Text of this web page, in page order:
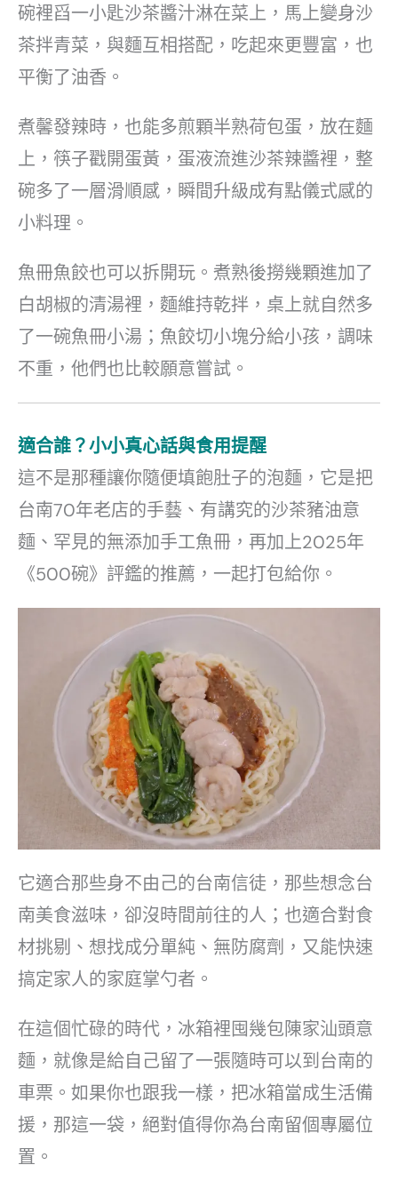
碗裡舀一小匙沙茶醬汁淋在菜上，馬上變身沙
茶拌青菜，與麵互相搭配，吃起來更豐富，也
平衡了油香。
煮馨發辣時，也能多煎顆半熟荷包蛋，放在麵
上，筷子戳開蛋黃，蛋液流進沙茶辣醬裡，整
碗多了一層滑順感，瞬間升級成有點儀式感的
小料理。
魚冊魚餃也可以拆開玩。煮熟後撈幾顆進加了
白胡椒的清湯裡，麵維持乾拌，桌上就自然多
了一碗魚冊小湯；魚餃切小塊分給小孩，調味
不重，他們也比較願意嘗試。
適合誰？小小真心話與食用提醒
這不是那種讓你隨便填飽肚子的泡麵，它是把
台南70年老店的手藝、有講究的沙茶豬油意
麵、罕見的無添加手工魚冊，再加上2025年
《500碗》評鑑的推薦，一起打包給你。
它適合那些身不由己的台南信徒，那些想念台
南美食滋味，卻沒時間前往的人；也適合對食
材挑剔、想找成分單純、無防腐劑，又能快速
搞定家人的家庭掌勺者。
在這個忙碌的時代，冰箱裡囤幾包陳家汕頭意
麵，就像是給自己留了一張隨時可以到台南的
車票。如果你也跟我一樣，把冰箱當成生活備
援，那這一袋，絕對值得你為台南留個專屬位
置。